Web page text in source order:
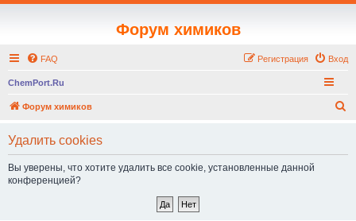
Форум химиков
FAQ Вход
Регистрация
ChemPort.Ru
Форум химиков
Удалить cookies
Вы уверены, что хотите удалить все cookie, установленные данной
конференцией?